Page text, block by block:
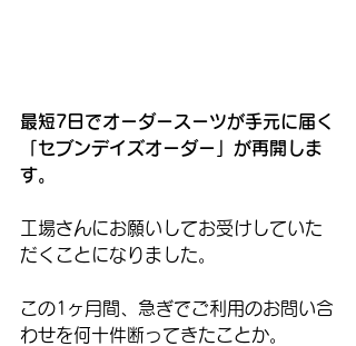
最短7日でオーダースーツが手元に届く
「セブンデイズオーダー」が再開しま
す。
工場さんにお願いしてお受けしていた
だくことになりました。
この1ヶ月間、急ぎでご利用のお問い合
わせを何十件断ってきたことか。